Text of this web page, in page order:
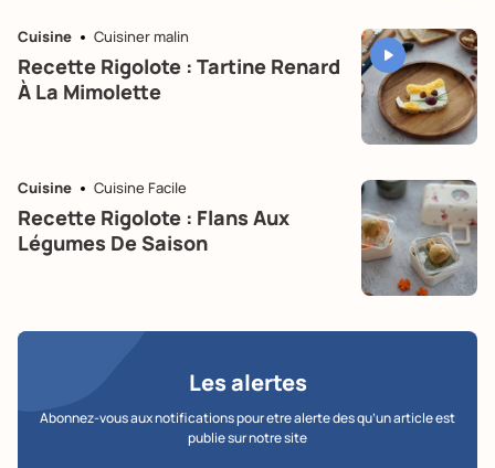
Cuisine Cuisiner malin
Recette Rigolote : Tartine Renard
À La Mimolette
Cuisine Cuisine Facile
Recette Rigolote : Flans Aux
Légumes De Saison
Les alertes
Abonnez-vous aux notifications pour etre alerte des qu’un article est
publie sur notre site